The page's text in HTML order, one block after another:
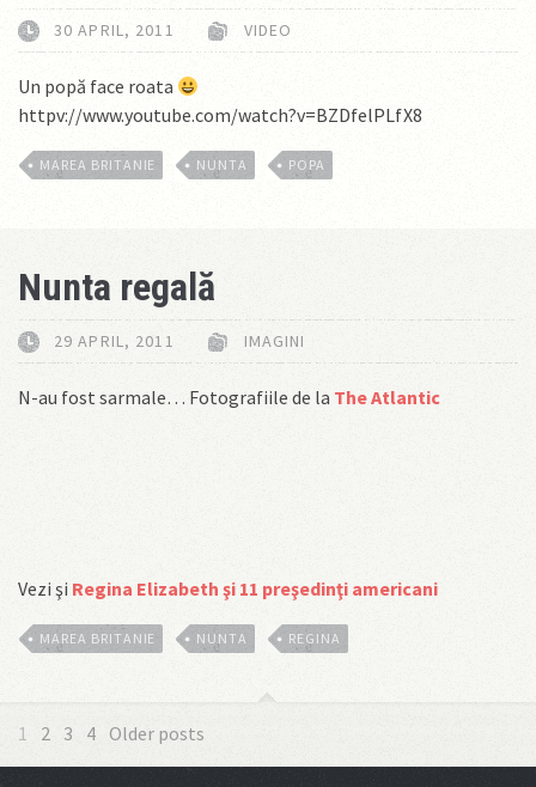
30 APRIL, 2011 VIDEO
Un popă face roata
httpv://www.youtube.com/watch?v=BZDfelPLfX8
MAREA BRITANIE NUNTA POPA
Nunta regală
29 APRIL, 2011 IMAGINI
N-au fost sarmale… Fotografiile de la The Atlantic
Vezi şi Regina Elizabeth şi 11 preşedinţi americani
MAREA BRITANIE NUNTA REGINA
1 2 3 4 Older posts